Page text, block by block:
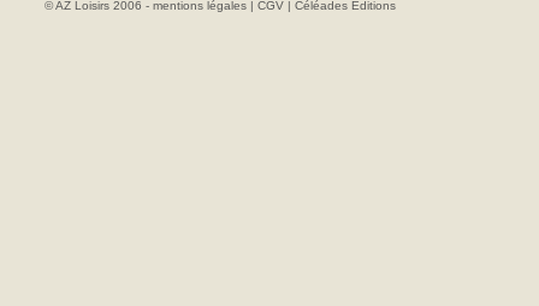
© AZ Loisirs 2006 - mentions légales | CGV | Céléades Editions